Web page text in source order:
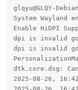
glqyu@GLQY-
System Wayland
Enable HiDPI
dpi is invalid
dpi is invalid
dtk.core.dsg:
2025-08-26,